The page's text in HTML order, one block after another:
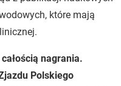
które mają
nagrania.
Polskiego